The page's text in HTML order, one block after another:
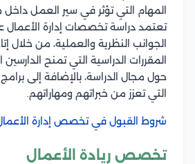
المهام التي تؤثر في سير العمل
تعتمد دراسة تخصصات إدارة الأعمال
الجوانب النظرية والعملية، من خلال
المقررات الدراسية التي تمنح
حول مجال الدراسة، بالإضافة إلى
التي تعزز من خبراتهم ومهاراتهم.
شروط القبول في تخصص إدارة
تخصص ريادة الأعمال